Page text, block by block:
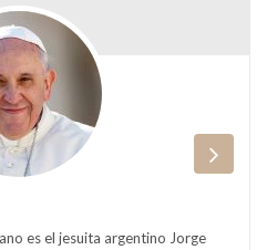
es el jesuita argentino Jorge